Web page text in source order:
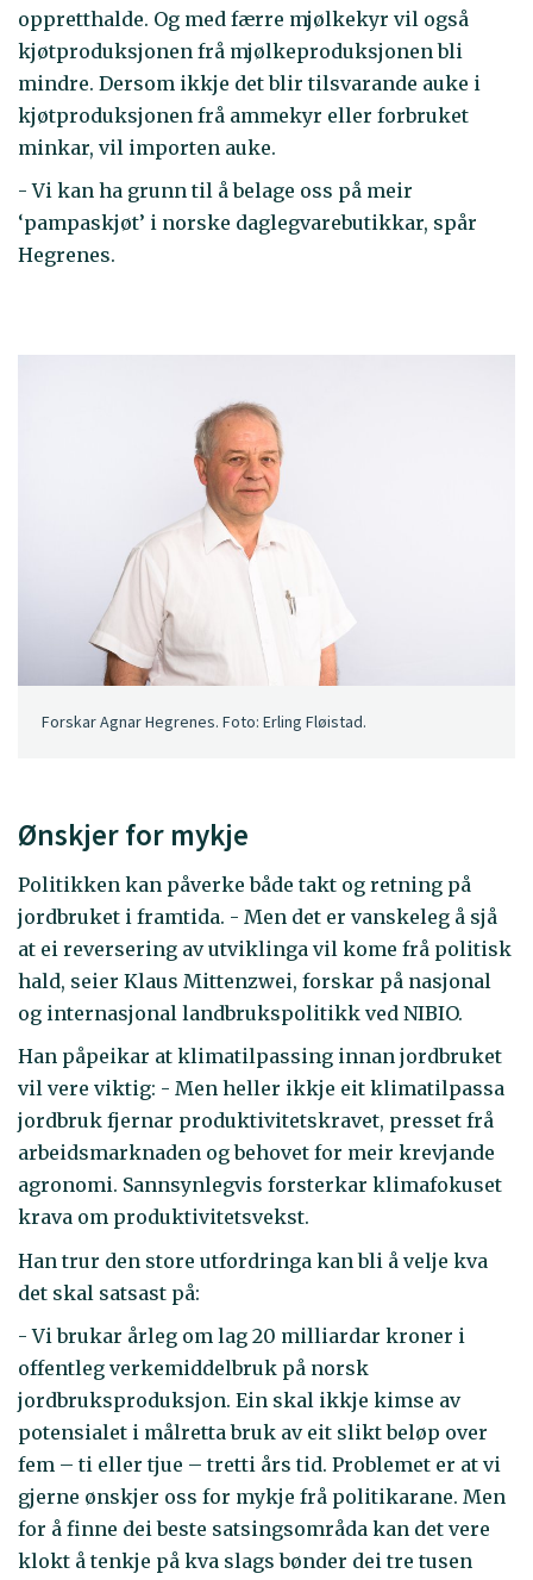
oppretthalde. Og med færre mjølkekyr vil også
kjøtproduksjonen frå mjølkeproduksjonen bli
mindre. Dersom ikkje det blir tilsvarande auke i
kjøtproduksjonen frå ammekyr eller forbruket
minkar, vil importen auke.
- Vi kan ha grunn til å belage oss på meir
‘pampaskjøt’ i norske daglegvarebutikkar, spår
Hegrenes.
Forskar Agnar Hegrenes. Foto: Erling Fløistad.
Ønskjer for mykje
Politikken kan påverke både takt og retning på
jordbruket i framtida. - Men det er vanskeleg å sjå
at ei reversering av utviklinga vil kome frå politisk
hald, seier Klaus Mittenzwei, forskar på nasjonal
og internasjonal landbrukspolitikk ved NIBIO.
Han påpeikar at klimatilpassing innan jordbruket
vil vere viktig: - Men heller ikkje eit klimatilpassa
jordbruk fjernar produktivitetskravet, presset frå
arbeidsmarknaden og behovet for meir krevjande
agronomi. Sannsynlegvis forsterkar klimafokuset
krava om produktivitetsvekst.
Han trur den store utfordringa kan bli å velje kva
det skal satsast på:
- Vi brukar årleg om lag 20 milliardar kroner i
offentleg verkemiddelbruk på norsk
jordbruksproduksjon. Ein skal ikkje kimse av
potensialet i målretta bruk av eit slikt beløp over
fem – ti eller tjue – tretti års tid. Problemet er at vi
gjerne ønskjer oss for mykje frå politikarane. Men
for å finne dei beste satsingsområda kan det vere
klokt å tenkje på kva slags bønder dei tre tusen